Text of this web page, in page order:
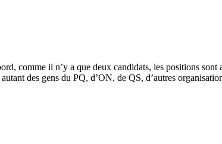
comme il n’y a que deux candidats, les positions
des gens du PQ, d’ON, de QS, d’autres